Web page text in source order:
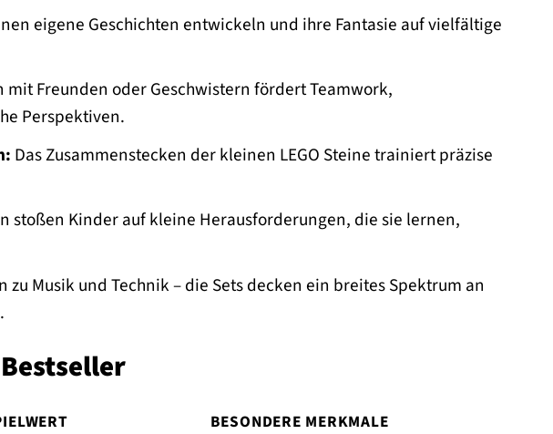
eigene Geschichten entwickeln und ihre Fantasie auf vielfältige
mit Freunden oder Geschwistern fördert Teamwork,
Perspektiven.
Das Zusammenstecken der kleinen LEGO Steine trainiert präzise
stoßen Kinder auf kleine Herausforderungen, die sie lernen,
zu Musik und Technik – die Sets decken ein breites Spektrum an
BESONDERE MERKMALE